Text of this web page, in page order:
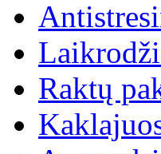
Raktų